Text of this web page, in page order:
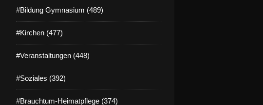
#Bildung Gymnasium (489)
#Kirchen (477)
#Veranstaltungen (448)
#Soziales (392)
#Brauchtum-Heimatpflege (374)